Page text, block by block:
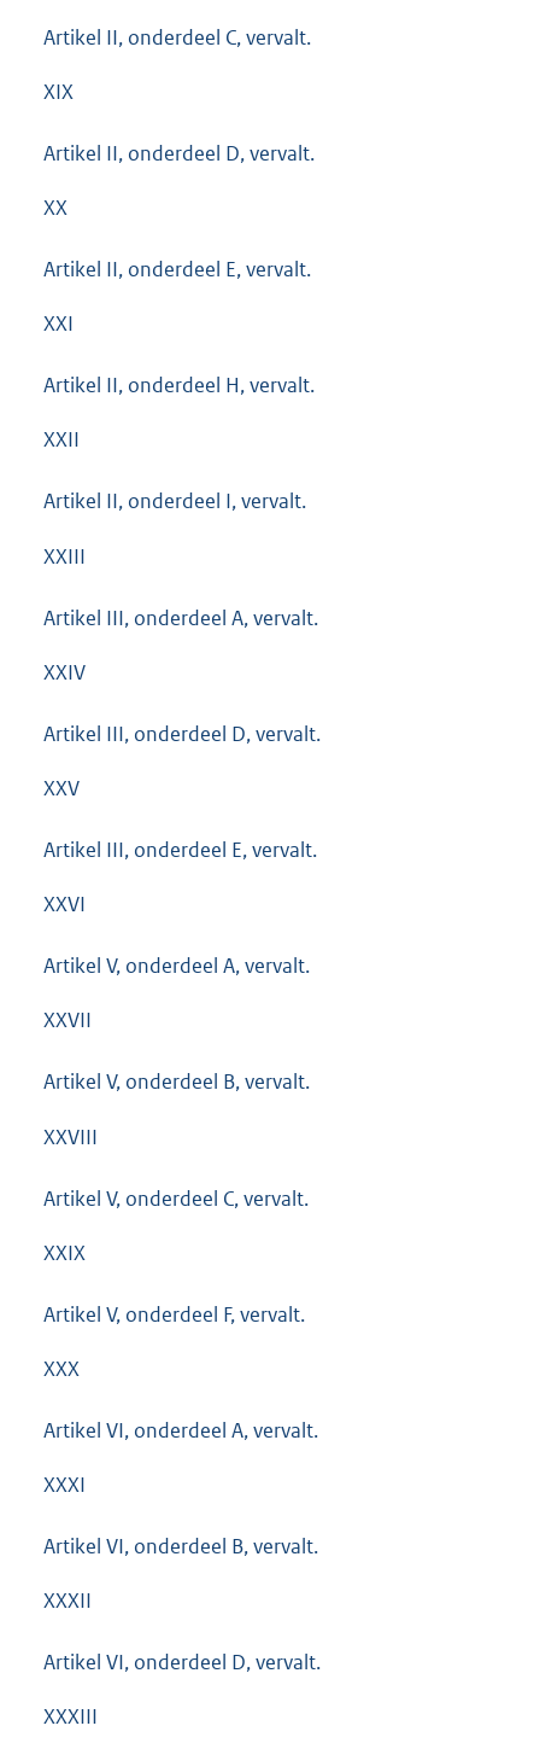
Artikel II, onderdeel C, vervalt.
XIX
Artikel II, onderdeel D, vervalt.
XX
Artikel II, onderdeel E, vervalt.
XXI
Artikel II, onderdeel H, vervalt.
XXII
Artikel II, onderdeel I, vervalt.
XXIII
Artikel III, onderdeel A, vervalt.
XXIV
Artikel III, onderdeel D, vervalt.
XXV
Artikel III, onderdeel E, vervalt.
XXVI
Artikel V, onderdeel A, vervalt.
XXVII
Artikel V, onderdeel B, vervalt.
XXVIII
Artikel V, onderdeel C, vervalt.
XXIX
Artikel V, onderdeel F, vervalt.
XXX
Artikel VI, onderdeel A, vervalt.
XXXI
Artikel VI, onderdeel B, vervalt.
XXXII
Artikel VI, onderdeel D, vervalt.
XXXIII